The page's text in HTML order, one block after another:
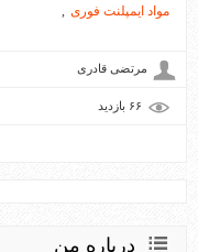
مواد ایمپلنت فوری
مرتضی قادری
درباره من